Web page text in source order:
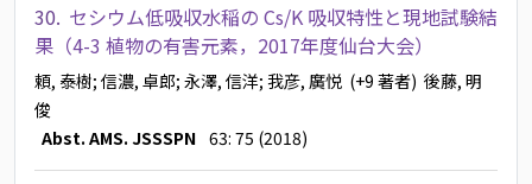
30. セシウム低吸収水稲の Cs/K 吸収特性と現地試験結
果（4-3 植物の有害元素，2017年度仙台大会）
頼, 泰樹; 信濃, 卓郎; 永澤, 信洋; 我彦, 廣悦 (+9 著者) 後藤, 明
俊
Abst. AMS. JSSSPN 63: 75 (2018)